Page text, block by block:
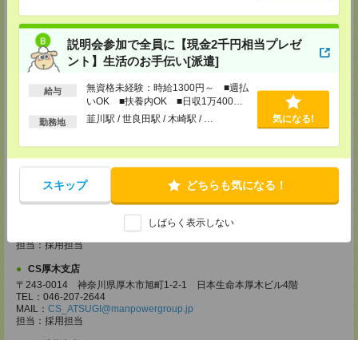
説明会参加で全員に【現金2千円相当プレゼ
ント】生活のお手伝い[派遣]
給与
無資格未経験：時給1300円～ ■週払
いOK ■扶養内OK ■日収1万400円
以上
勤務地 韮川駅 / 世良田駅 / 木崎駅 / … 気になる!
スキップ どちらも気になる！
しばらく表示しない
CS大宮支店
〒330-0854 埼玉県さいたま市大宮区桜木町 1-10-16 シーノ大宮ノース
ウイング 9階
TEL：0120-769-355
CS_OMIYA@manpowergroup.jp
担当：採用担当
CS高崎支店
TEL：027-320-6558
MAIL：CS_TAKASAKI@manpowergroup.jp
担当：採用担当
CS宇都宮支店
CS_UTSUNOMIYA@manpowergroup.jp
担当：採用担当
CS厚木支店
〒243-0014 神奈川県厚木市旭町1-2-1 日本生命本厚木ビル4階
TEL：046-207-2644
MAIL： CS_ATSUGI@manpowergroup.jp
担当：採用担当